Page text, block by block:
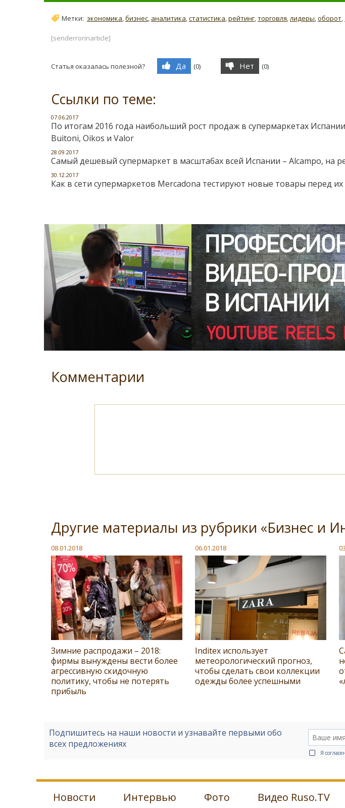
Метки: экономика,бизнес, аналитика,статистика,рейтинг,торговля,лидеры,оборот,
[senderrorinarticle]
Статья оказалась полезной? Да (0) Нет (0)
Ссылки по теме:
07.06.2017
По итогам 2016 года наибольший рост продаж в супермаркетах
Buitoni, Oikos и Valor
28.09.2017
Самый дешевый супермаркет в масштабах всей Испании – Alcampo, на
30.12.2017
Как в сети супермаркетов Mercadona тестируют новые товары перед
Комментарии
Другие материалы из рубрики «Бизнес и
08.01.2018
Зимние распродажи – 2018:
фирмы вынуждены вести более
агрессивную скидочную
политику, чтобы не потерять
прибыль
06.01.2018
Inditex использует
метеорологический прогноз,
чтобы сделать свои коллекции
одежды более успешными
Подпишитесь на наши новости и узнавайте первыми обо
всех предложениях
Я
Новости Интервью Фото Видео Ruso.TV